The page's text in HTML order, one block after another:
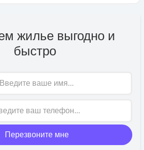
жилье выгодно и
быстро
Перезвоните мне